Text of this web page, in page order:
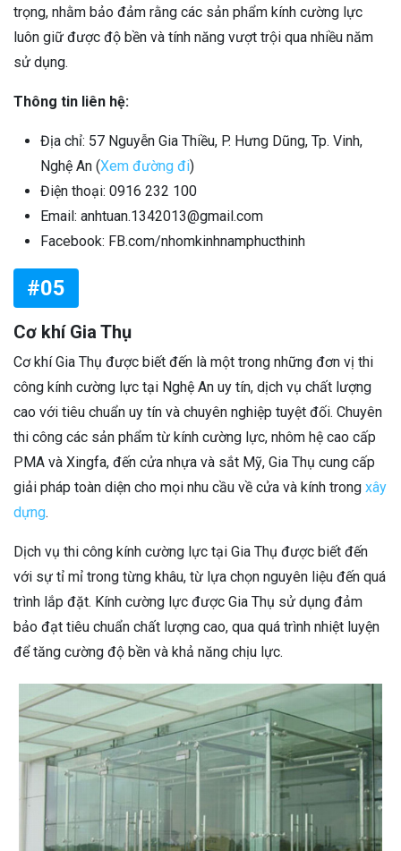
trọng, nhằm bảo đảm rằng các sản phẩm kính cường lực
luôn giữ được độ bền và tính năng vượt trội qua nhiều năm
sử dụng.
Thông tin liên hệ:
Địa chỉ: 57 Nguyễn Gia Thiều, P. Hưng Dũng, Tp. Vinh,
Nghệ An (Xem đường đi)
Điện thoại: 0916 232 100
Email: anhtuan.1342013@gmail.com
Facebook: FB.com/nhomkinhnamphucthinh
#05
Cơ khí Gia Thụ
Cơ khí Gia Thụ được biết đến là một trong những đơn vị thi
công kính cường lực tại Nghệ An uy tín, dịch vụ chất lượng
cao với tiêu chuẩn uy tín và chuyên nghiệp tuyệt đối. Chuyên
thi công các sản phẩm từ kính cường lực, nhôm hệ cao cấp
PMA và Xingfa, đến cửa nhựa và sắt Mỹ, Gia Thụ cung cấp
giải pháp toàn diện cho mọi nhu cầu về cửa và kính trong xây
dựng.
Dịch vụ thi công kính cường lực tại Gia Thụ được biết đến
với sự tỉ mỉ trong từng khâu, từ lựa chọn nguyên liệu đến quá
trình lắp đặt. Kính cường lực được Gia Thụ sử dụng đảm
bảo đạt tiêu chuẩn chất lượng cao, qua quá trình nhiệt luyện
để tăng cường độ bền và khả năng chịu lực.